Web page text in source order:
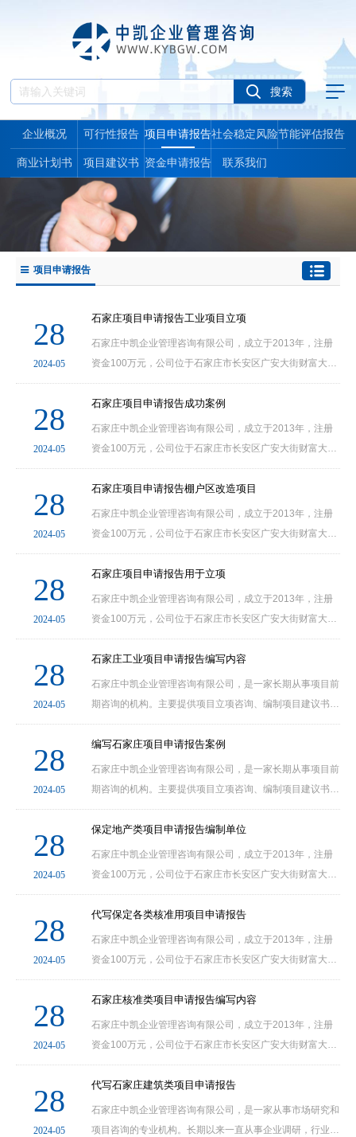
企业概况 可行性报告 项目申请报告社会稳定风险
报告
节能评估报告
商业计划书 项目建议书 资金申请报告 联系我们
项目申请报告
28
2024-05
石家庄项目申请报告工业项目立项
石家庄中凯企业管理咨询有限公司，成立于2013年，注册
资金100万元，公司位于石家庄市长安区广安大街财富大
厦。我公司文案部为河北省石家庄、邢台、保定、衡水、唐
山、秦皇岛、沧州、廊坊、张家口等各个县市及其他各
地......
28
2024-05
石家庄项目申请报告成功案例
石家庄中凯企业管理咨询有限公司，成立于2013年，注册
资金100万元，公司位于石家庄市长安区广安大街财富大
厦。我公司文案部为河北省石家庄、邢台、保定、衡水、唐
山、秦皇岛、沧州、廊坊、张家口等各个县市及其他各
地......
28
2024-05
石家庄项目申请报告棚户区改造项目
石家庄中凯企业管理咨询有限公司，成立于2013年，注册
资金100万元，公司位于石家庄市长安区广安大街财富大
厦。我公司文案部为河北省石家庄、邢台、保定、衡水、唐
山、秦皇岛、沧州、廊坊、张家口等各个县市及其他各
地......
28
2024-05
石家庄项目申请报告用于立项
石家庄中凯企业管理咨询有限公司，成立于2013年，注册
资金100万元，公司位于石家庄市长安区广安大街财富大
厦。我公司文案部为河北省石家庄、邢台、保定、衡水、唐
山、秦皇岛、沧州、廊坊、张家口等各个县市及其他各
地......
28
2024-05
石家庄工业项目申请报告编写内容
石家庄中凯企业管理咨询有限公司，是一家长期从事项目前
期咨询的机构。主要提供项目立项咨询、编制项目建议书、
编制项目可行性研究报告、编制项目申请报告、编制资金申
请报告、开展项目社会稳定风险分析及评估等服务......
28
2024-05
编写石家庄项目申请报告案例
石家庄中凯企业管理咨询有限公司，是一家长期从事项目前
期咨询的机构。主要提供项目立项咨询、编制项目建议书、
编制项目可行性研究报告、编制项目申请报告、编制资金申
请报告、开展项目社会稳定风险分析及评估等服务......
28
2024-05
保定地产类项目申请报告编制单位
石家庄中凯企业管理咨询有限公司，成立于2013年，注册
资金100万元，公司位于石家庄市长安区广安大街财富大
厦。公司网站
（www.kybgw.comwww.21kyw.comwww.61ky.com），项
目部咨询电话：0311-69001130.24小时咨询热线：......
28
2024-05
代写保定各类核准用项目申请报告
石家庄中凯企业管理咨询有限公司，成立于2013年，注册
资金100万元，公司位于石家庄市长安区广安大街财富大
厦。公司网站
（www.kybgw.comwww.21kyw.comwww.61ky.com），项
目部咨询电话：0311-69001130.24小时咨询热线：......
28
2024-05
石家庄核准类项目申请报告编写内容
石家庄中凯企业管理咨询有限公司，成立于2013年，注册
资金100万元，公司位于石家庄市长安区广安大街财富大
厦。公司网站
（www.kybgw.comwww.21kyw.comwww.61ky.com），项
目部咨询电话：0311-69001130.24小时咨询热线：......
28
2024-05
代写石家庄建筑类项目申请报告
石家庄中凯企业管理咨询有限公司，是一家从事市场研究和
项目咨询的专业机构。长期以来一直从事企业调研，行业分